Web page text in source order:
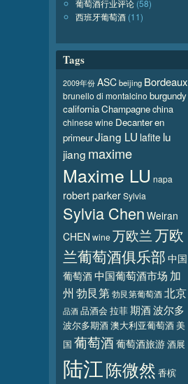
葡萄酒行业评论 (58)
西班牙葡萄酒 (11)
Tags
2009年份 ASCbeijing Bordeaux
brunello di montalcinoburgundy
californiaChampagnechina
chinese wine Decanteren
primeurJiang LU lafite lu
jiang maxime
Maxime LU napa
robert parkerSylvia
Sylvia Chen Weiran
CHEN wine万欧兰万欧
兰葡萄酒俱乐部中国
葡萄酒中国葡萄酒市场 加
州 勃艮第勃艮第葡萄酒北京
品酒品酒会 拉菲期酒波尔多
波尔多期酒澳大利亚葡萄酒美
国 葡萄酒葡萄酒旅游酒展
陆江陈微然 香槟